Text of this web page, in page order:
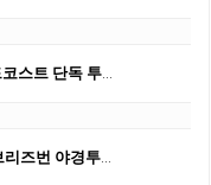
[프라이빗 투어] HT여행사와 함께 하는 골드코스트 단독 투어!!!
[무게라 은하수 투어] 쏟아지는 별빛 투어 | 브리즈번 야경투어 | 먹음직스러운 BBQ와 한강라면을 뛰어넘을 무게라 라면까지!